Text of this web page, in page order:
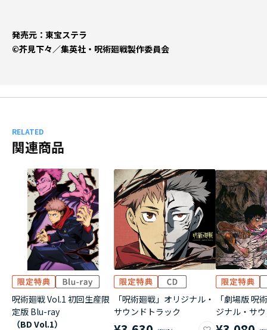
発売元：東宝ステラ
©芥見下々／集英社・呪術廻戦製作委員会
RELATED
関連商品
呪術廻戦 Vol.1 初回生産限
定版 Blu-ray
（BD Vol.1）
「呪術廻戦」オリジナル・
サウンドトラック
「劇場版 呪
ジナル・サ